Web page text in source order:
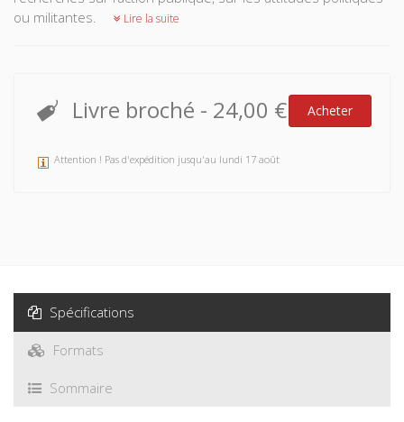
ou militantes.
Lire la suite
Livre broché - 24,00 € Acheter
Attention ! Pas d'expédition jusqu'au lundi 17 août
Spécifications
Formats
Sommaire